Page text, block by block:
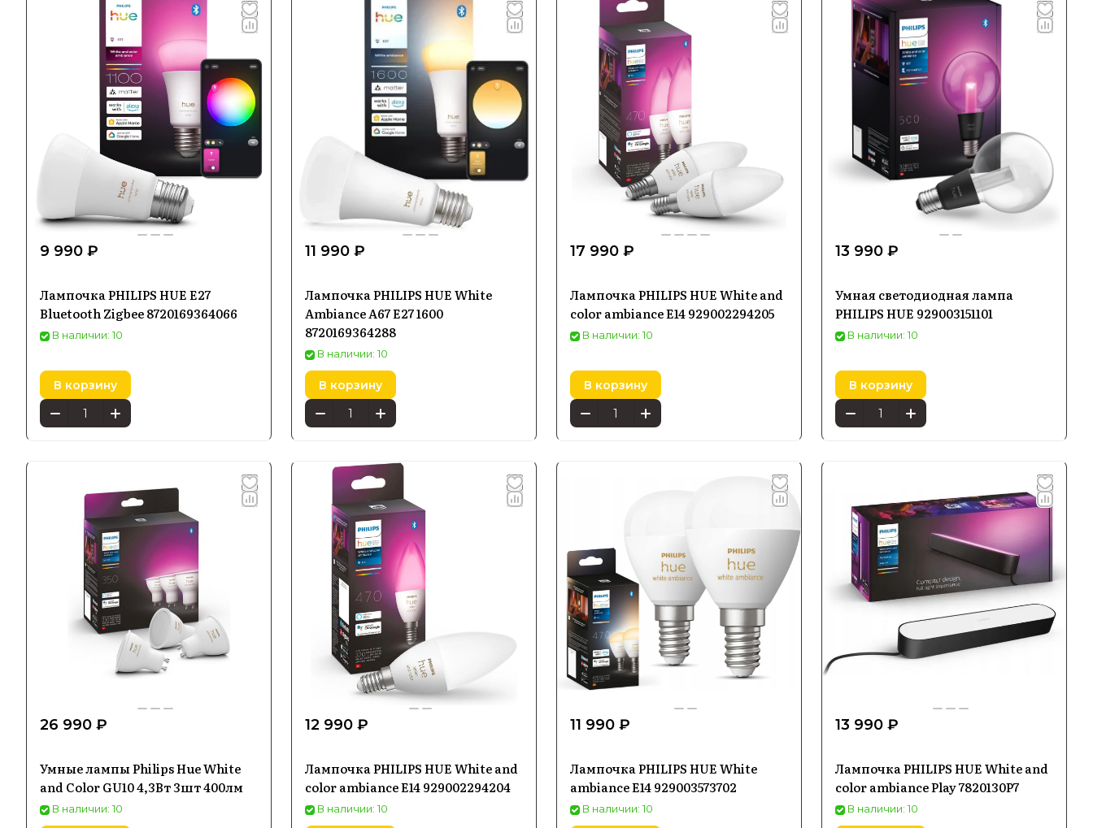
9 990 ₽
Лампочка PHILIPS HUE E27
Bluetooth Zigbee 8720169364066
В наличии: 10
В корзину
11 990 ₽
Лампочка PHILIPS HUE White
Ambiance A67 E27 1600
8720169364288
В наличии: 10
В корзину
17 990 ₽
Лампочка PHILIPS HUE White and
color ambiance E14 929002294205
В наличии: 10
В корзину
13 990 ₽
Умная светодиодная лампа
PHILIPS HUE 929003151101
В наличии: 10
В корзину
26 990 ₽
Умные лампы Philips Hue White
and Color GU10 4,3Вт 3шт 400лм
В наличии: 10
12 990 ₽
Лампочка PHILIPS HUE White and
color ambiance E14 929002294204
В наличии: 10
11 990 ₽
Лампочка PHILIPS HUE White
ambiance E14 929003573702
В наличии: 10
13 990 ₽
Лампочка PHILIPS HUE White and
color ambiance Play 7820130P7
В наличии: 10